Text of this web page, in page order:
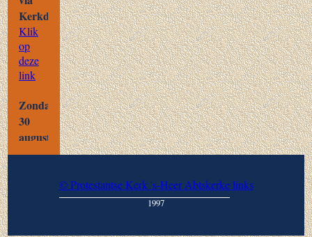
© Protestantse Kerk 's-Heer Abtskerke links
1997